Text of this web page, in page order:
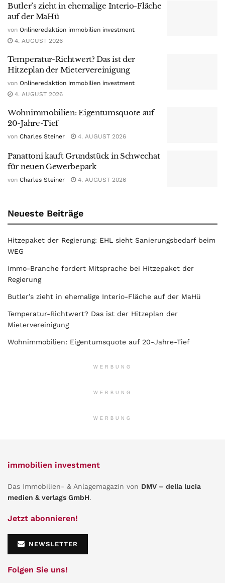
Butler’s zieht in ehemalige Interio-Fläche
auf der MaHü
von Onlineredaktion immobilien investment
4. AUGUST 2026
Temperatur-Richtwert? Das ist der
Hitzeplan der Mietervereinigung
von Onlineredaktion immobilien investment
4. AUGUST 2026
Wohnimmobilien: Eigentumsquote auf
20-Jahre-Tief
von Charles Steiner 4. AUGUST 2026
Panattoni kauft Grundstück in Schwechat
für neuen Gewerbepark
von Charles Steiner 4. AUGUST 2026
Neueste Beiträge
Hitzepaket der Regierung: EHL sieht Sanierungsbedarf beim
WEG
Immo-Branche fordert Mitsprache bei Hitzepaket der
Regierung
Butler’s zieht in ehemalige Interio-Fläche auf der MaHü
Temperatur-Richtwert? Das ist der Hitzeplan der
Mietervereinigung
Wohnimmobilien: Eigentumsquote auf 20-Jahre-Tief
WERBUNG
WERBUNG
WERBUNG
immobilien investment
Das Immobilien- & Anlagemagazin von DMV – della lucia
medien & verlags GmbH.
Jetzt abonnieren!
NEWSLETTER
Folgen Sie uns!